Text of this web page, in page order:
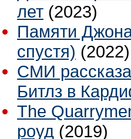
лет (2023)
Памяти
спустя) (2022)
СМИ
Битлз в
The
роуд (2019)